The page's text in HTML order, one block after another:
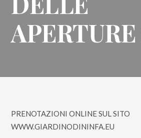
APERTURE
PRENOTAZIONI ONLINE SUL SITO
WWW.GIARDINODININFA.EU